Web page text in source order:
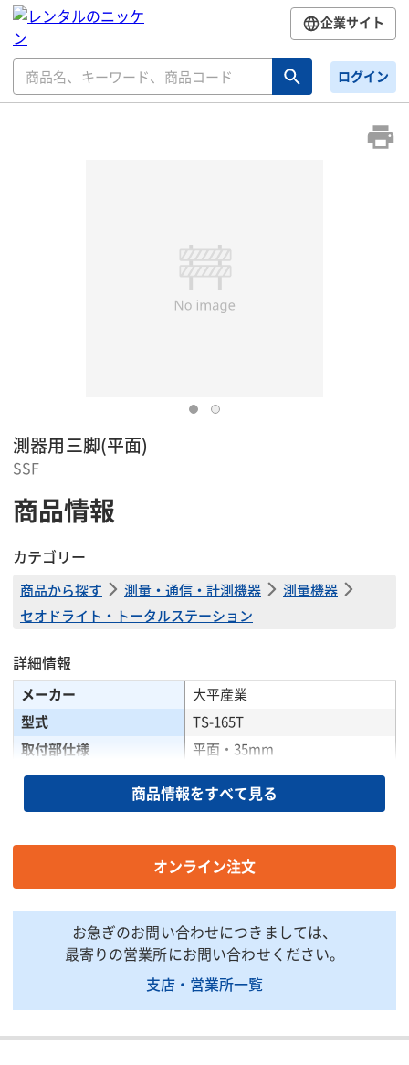
企業サイト
ログイン
測器用三脚(平面)
SSF
商品情報
カテゴリー
商品から探す 測量・通信・計測機器
測量機器
セオドライト・トータルステーション
詳細情報
メーカー
大平産業
型式
TS-165T
取付部仕様
平面・35mm
全伸寸法(mm)
1660
1000
掲載されている仕様は、代表的な機種です。実際に納品されるものとは異なる場合
がございます。詳しい仕様につきましては、最寄の営業所までお問い合わせ下さ
い。
商品説明・特徴
商品用途:精密な測量をサポートする丈夫な三脚です。
商品特徴:測器底面が平面型になっているトータルステーション,電
子セオドライトに適合します。
商品情報をすべて見る
オンライン注文
お急ぎのお問い合わせにつきましては、
最寄りの営業所にお問い合わせください。
支店・営業所一覧